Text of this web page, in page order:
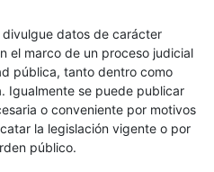
divulgue datos de carácter
el marco de un proceso judicial
pública, tanto dentro como
Igualmente se puede publicar
o conveniente por motivos
la legislación vigente o por
público.